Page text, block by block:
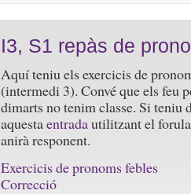
I3, S1 repàs de
Aquí teniu els exercicis de
(intermedi 3). Convé que els feu
dimarts no tenim classe. Si teniu
aquestaentradautilitzant el
anirà responent.
Exercicis de pronoms febles
Correcció